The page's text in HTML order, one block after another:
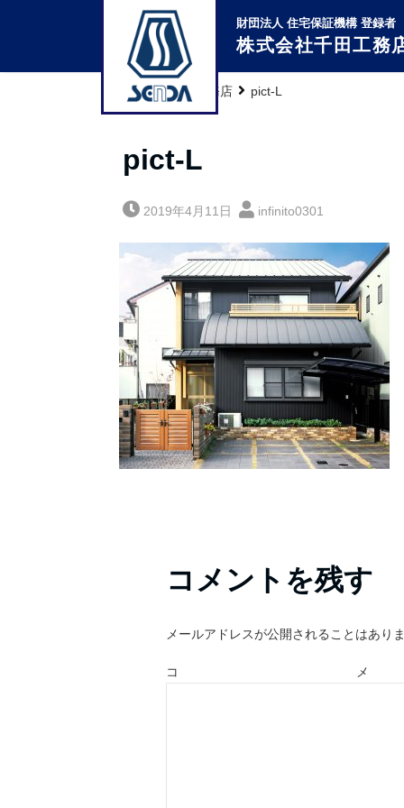
財団法人 住宅保証機構 登録者
株式会社千田工務
株式会社千田工務店 pict-L
pict-L
2019年4月11日 infinito0301
コメントを残す
メールアドレスが公開されることはあり
コ